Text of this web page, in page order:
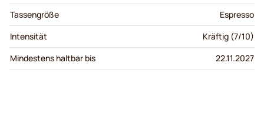
Tassengröße
Espresso
Intensität
Kräftig (7/10)
Mindestens haltbar bis
22.11.2027